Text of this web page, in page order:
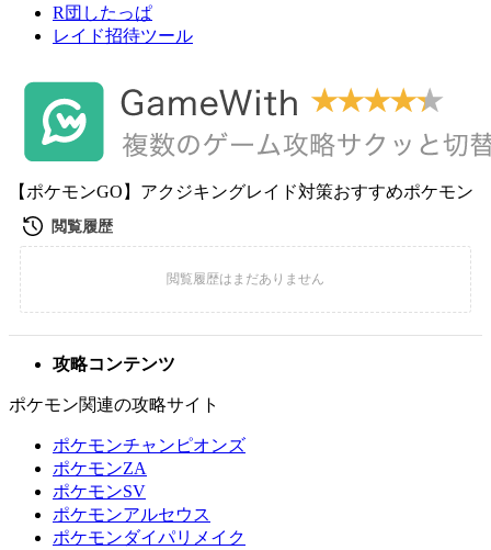
R団したっぱ
レイド招待ツール
【ポケモンGO】アクジキングレイド対策おすすめポケモン
攻略コンテンツ
ポケモン関連の攻略サイト
ポケモンチャンピオンズ
ポケモンZA
ポケモンSV
ポケモンアルセウス
ポケモンダイパリメイク